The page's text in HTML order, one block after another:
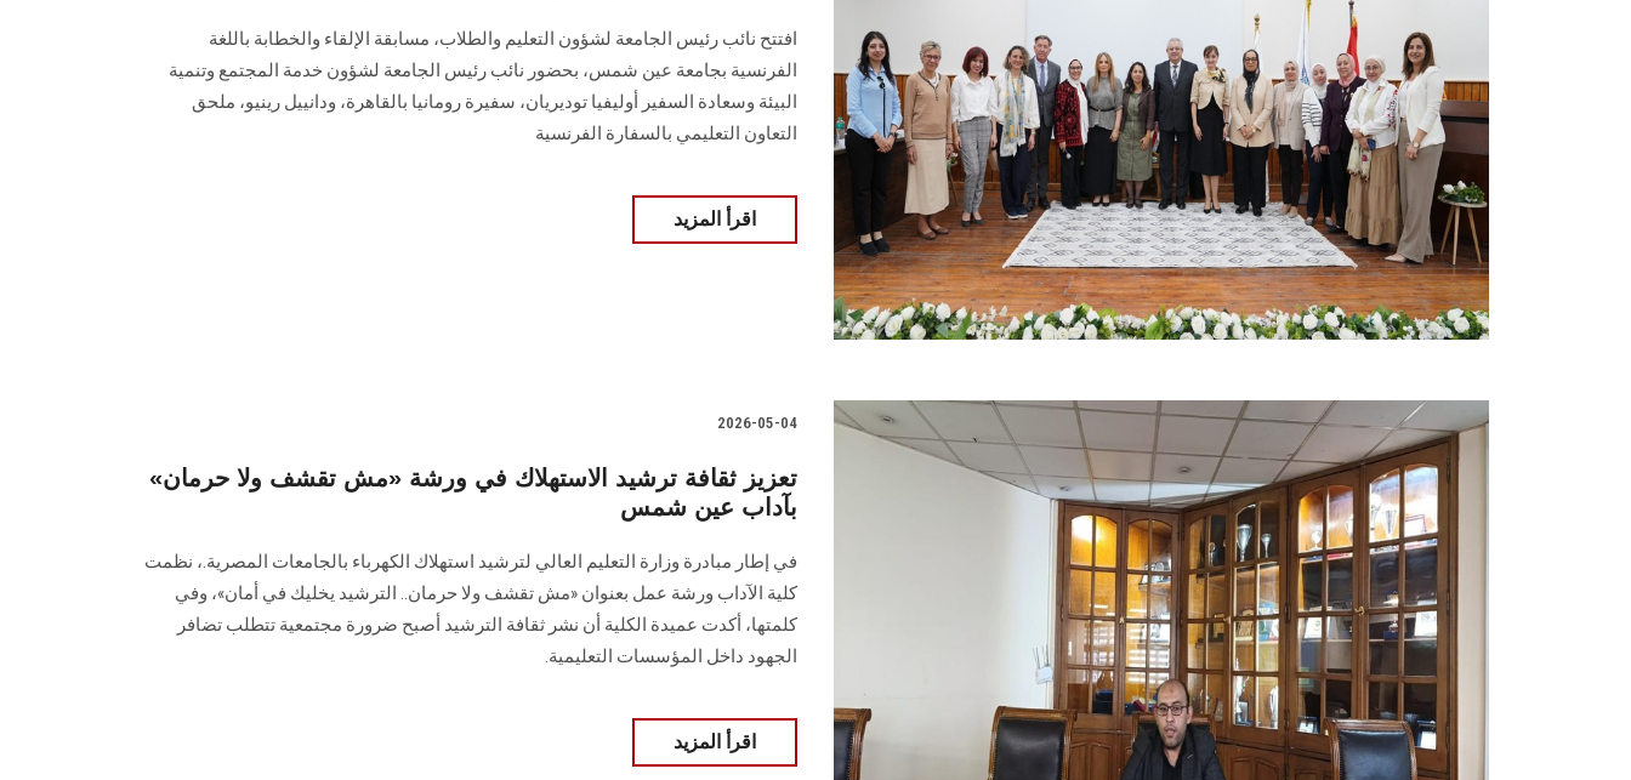
افتتح نائب رئيس الجامعة لشؤون التعليم والطلاب، مسابقة الإلقاء والخطابة باللغة
الفرنسية بجامعة عين شمس، بحضور نائب رئيس الجامعة لشؤون خدمة المجتمع وتنمية
البيئة وسعادة السفير أوليفيا توديريان، سفيرة رومانيا بالقاهرة، ودانييل رينيو، ملحق
التعاون التعليمي بالسفارة الفرنسية
اقرأ المزيد
2026-05-04
تعزيز ثقافة ترشيد الاستهلاك في ورشة «مش تقشف ولا حرمان»
بآداب عين شمس
في إطار مبادرة وزارة التعليم العالي لترشيد استهلاك الكهرباء بالجامعات المصرية.، نظمت
كلية الآداب ورشة عمل بعنوان «مش تقشف ولا حرمان.. الترشيد يخليك في أمان»، وفي
كلمتها، أكدت عميدة الكلية أن نشر ثقافة الترشيد أصبح ضرورة مجتمعية تتطلب تضافر
الجهود داخل المؤسسات التعليمية.
اقرأ المزيد